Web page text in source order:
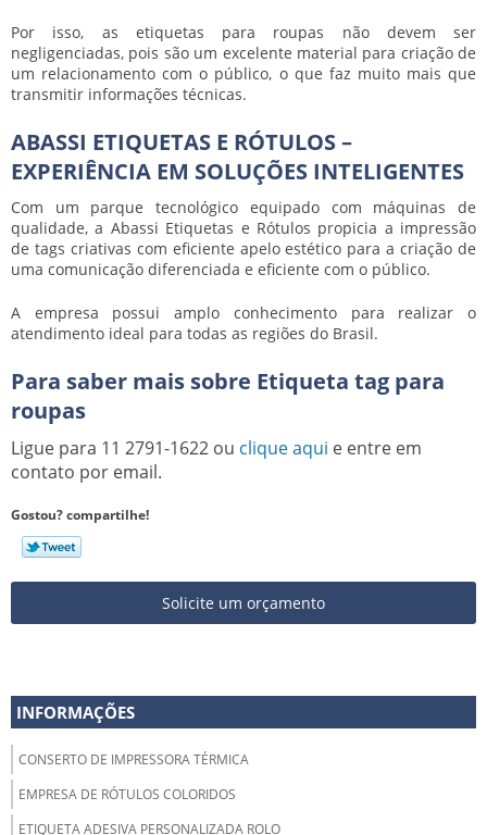
Por isso, as etiquetas para roupas não devem ser
negligenciadas, pois são um excelente material para criação de
um relacionamento com o público, o que faz muito mais que
transmitir informações técnicas.
ABASSI ETIQUETAS E RÓTULOS –
EXPERIÊNCIA EM SOLUÇÕES INTELIGENTES
Com um parque tecnológico equipado com máquinas de
qualidade, a Abassi Etiquetas e Rótulos propicia a impressão
de tags criativas com eficiente apelo estético para a criação de
uma comunicação diferenciada e eficiente com o público.
A empresa possui amplo conhecimento para realizar o
atendimento ideal para todas as regiões do Brasil.
Para saber mais sobre Etiqueta tag para
roupas
Ligue para 11 2791-1622 ou clique aqui e entre em
contato por email.
Gostou? compartilhe!
Solicite um orçamento
INFORMAÇÕES
CONSERTO DE IMPRESSORA TÉRMICA
EMPRESA DE RÓTULOS COLORIDOS
ETIQUETA ADESIVA PERSONALIZADA ROLO